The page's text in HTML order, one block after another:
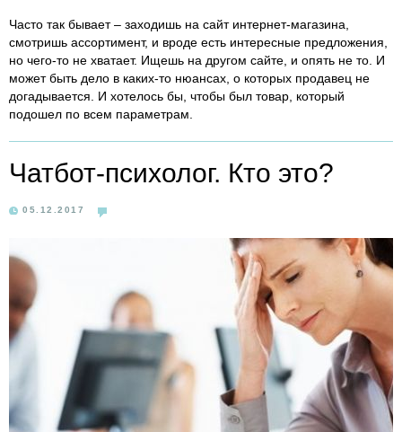
Часто так бывает – заходишь на сайт интернет-магазина,
смотришь ассортимент, и вроде есть интересные предложения,
но чего-то не хватает. Ищешь на другом сайте, и опять не то. И
может быть дело в каких-то нюансах, о которых продавец не
догадывается. И хотелось бы, чтобы был товар, который
подошел по всем параметрам.
Чатбот-психолог. Кто это?
05.12.2017